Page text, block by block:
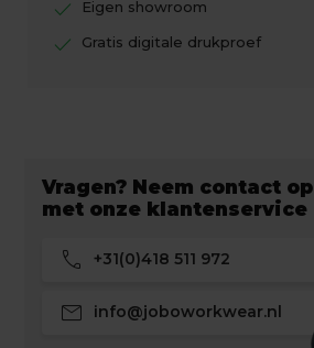
check Eigen showroom
check Gratis digitale drukproef
Vragen? Neem contact op
met onze klantenservice
call +31(0)418 511 972
mail info@joboworkwear.nl